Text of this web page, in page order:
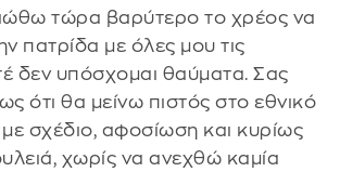
τώρα βαρύτερο το χρέος να
πατρίδα με όλες μου τις
δεν υπόσχομαι θαύματα. Σας
ότι θα μείνω πιστός στο εθνικό
σχέδιο, αφοσίωση και κυρίως
χωρίς να ανεχθώ καμία